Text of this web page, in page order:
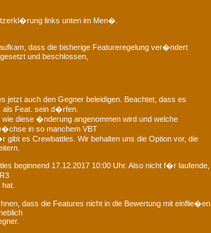
links unten im Men�.
dass die bisherige Featureregelung ver�ndert
und beschlossen,
jetzt auch den Gegner beleidigen. Beachtet, dass es
als Feat. sein d�rfen.
diese �nderung angenommen wird und welche
in so manchem VBT
es Crewbattles. Wir behalten uns die Option vor, die
beginnend 17.12.2017 10:00 Uhr. Also nicht f�r laufende,
dass die Features nicht in die Bewertung mit einflie�en,